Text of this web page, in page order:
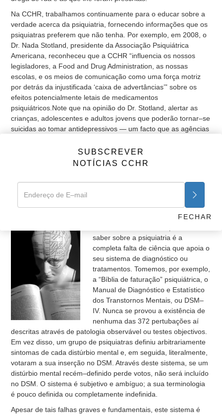
Na CCHR, trabalhamos continuamente para o educar sobre a
verdade acerca da psiquiatria, fornecendo informações que os
psiquiatras preferem que não tenha. Por exemplo, em 2008, o
Dr. Nada Stotland, presidente da Associação Psiquiátrica
Americana, reconheceu que a CCHR “influencia os nossos
legisladores, a Food and Drug Administration, as nossas
escolas, e os meios de comunicação como uma força motriz
por detrás da injustificada ‘caixa de advertâncias’” sobre os
efeitos potencialmente letais de medicamentos
psiquiátricos.Note que na opinião do Dr. Stotland, alertar as
crianças, adolescentes e adultos jovens que poderão tornar–se
suicidas ao tomar antidepressivos — um facto que as agências
vital – é “injustificado”.
Só providenciando todos os factos sobre os riscos do
vítimas que, infelizmente, aprendem esta verdade através da
tragédia pessoal.
saber sobre a psiquiatria é a
completa falta de ciência que apoia o
seu sistema de diagnóstico ou
tratamentos. Tomemos, por exemplo,
a “Bíblia de faturação” psiquiátrica, o
Manual de Diagnóstico e Estatístico
dos Transtornos Mentais, ou DSM–
IV. Nunca se provou a existência de
nenhuma das 372 pertubações aí
descritas através de patologia observável ou testes objectivos.
Em vez disso, um grupo de psiquiatras definiu arbitrariamente
sintomas de cada distúrbio mental e, em seguida, literalmente,
votaram a sua inserção no DSM. Através deste sistema, se um
distúrbio mental recém–definido perde votos, não será incluído
no DSM. O sistema é subjetivo e ambíguo; a sua terminologia
é pouco definida ou completamente indefinida.
Apesar de tais falhas graves e fundamentais, este sistema é
SUBSCREVER
NOTÍCIAS CCHR
FECHAR